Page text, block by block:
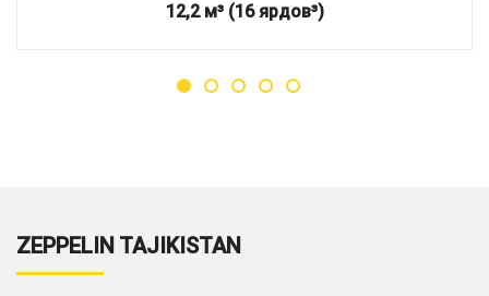
12,2 м³ (16 ярдов³)
ZEPPELIN TAJIKISTAN